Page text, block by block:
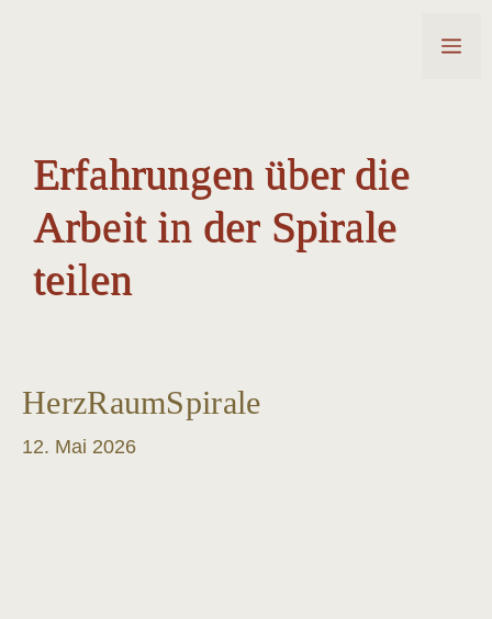
Erfahrungen über die
Arbeit in der Spirale
teilen
HerzRaumSpirale
12. Mai 2026